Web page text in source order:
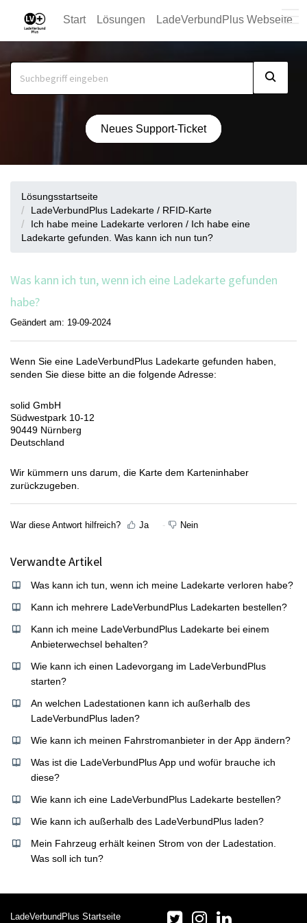
Start Lösungen LadeVerbundPlus Webseite
Neues Support-Ticket
Lösungsstartseite
LadeVerbundPlus Ladekarte / RFID-Karte
Ich habe meine Ladekarte verloren / Ich habe eine
Ladekarte gefunden. Was kann ich nun tun?
Was kann ich tun, wenn ich eine Ladekarte gefunden
habe?
Geändert am: 19-09-2024
Wenn Sie eine LadeVerbundPlus Ladekarte gefunden haben,
senden Sie diese bitte an die folgende Adresse:
solid GmbH
Südwestpark 10-12
90449 Nürnberg
Deutschland
Wir kümmern uns darum, die Karte dem Karteninhaber
zurückzugeben.
War diese Antwort hilfreich? Ja Nein
Verwandte Artikel
Was kann ich tun, wenn ich meine Ladekarte verloren habe?
Kann ich mehrere LadeVerbundPlus Ladekarten bestellen?
Kann ich meine LadeVerbundPlus Ladekarte bei einem
Anbieterwechsel behalten?
Wie kann ich einen Ladevorgang im LadeVerbundPlus
starten?
An welchen Ladestationen kann ich außerhalb des
LadeVerbundPlus laden?
Wie kann ich meinen Fahrstromanbieter in der App ändern?
Was ist die LadeVerbundPlus App und wofür brauche ich
diese?
Wie kann ich eine LadeVerbundPlus Ladekarte bestellen?
Wie kann ich außerhalb des LadeVerbundPlus laden?
Mein Fahrzeug erhält keinen Strom von der Ladestation.
Was soll ich tun?
LadeVerbundPlus Startseite